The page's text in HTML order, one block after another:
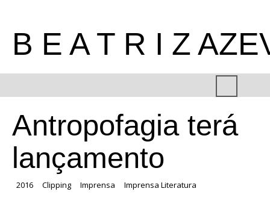
B E A T R I Z
Antropofagia terá
lançamento
2016 Clipping Imprensa Imprensa Literatura